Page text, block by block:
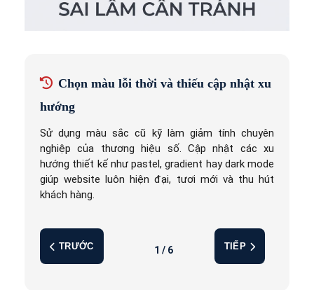
Chọn màu lỗi thời và thiếu cập nhật xu
hướng
Sử dụng màu sắc cũ kỹ làm giảm tính chuyên
nghiệp của thương hiệu số. Cập nhật các xu
hướng thiết kế như pastel, gradient hay dark mode
giúp website luôn hiện đại, tươi mới và thu hút
khách hàng.
TRƯỚC 1 / 6 TIẾP